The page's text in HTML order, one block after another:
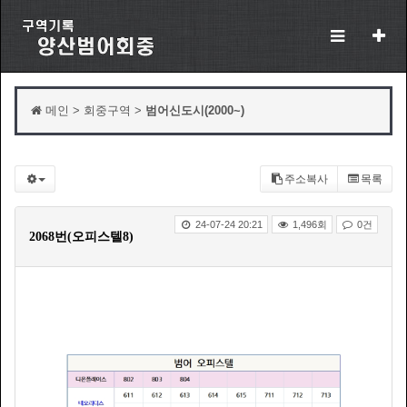
메인 > 회중구역 > 범어신도시(2000~)
주소복사 목록
2068번(오피스텔8)
24-07-24 20:21 1,496회 0건